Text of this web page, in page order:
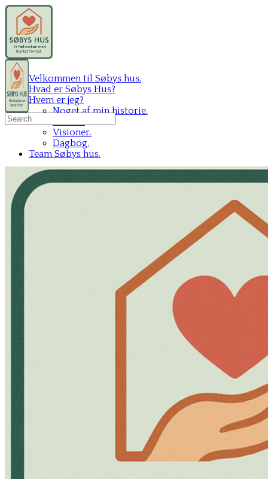
Velkommen til Søbys hus.
Hvad er Søbys Hus?
Hvem er jeg?
Noget af min historie.
Visioner.
Dagbog.
Team Søbys hus.
Sign in Sign up
Search
for: